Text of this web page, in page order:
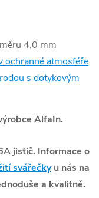
4,0 mm
ochranné atmosféře
s dotykovým
AlfaIn.
jistič. Informace o
svářečkyu nás na
a kvalitně.